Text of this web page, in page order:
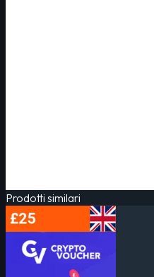
Prodotti similari